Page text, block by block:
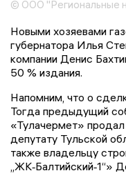
© ООО "Региональные
Новыми хозяевами
губернатора Илья
компании Денис
50 % издания.
Напомним, что о
Тогда предыдущий
«Тулачермет» продал
депутату Тульской
также владельцу
„ЖК‑Балтийский‑1“»